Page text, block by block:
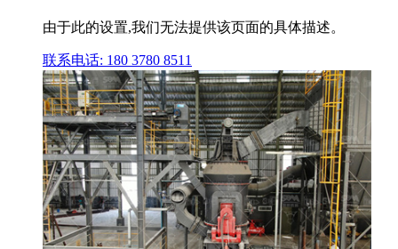
由于此的设置,我们无法提供该页面的具体描述。
联系电话: 180 3780 8511